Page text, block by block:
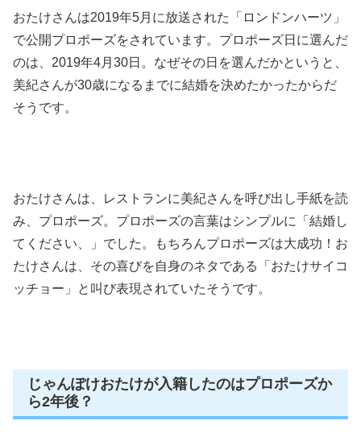
おたけさんは2019年5月に放送された「ロンドンハーツ」
で公開プロポーズをされています。プロポーズ日に選んだ
のは、2019年4月30日。なぜその日を選んだかというと、
美紀さんが30歳になるまでに結婚を決めたかったからだ
そうです。
おたけさんは、レストランに美紀さんを呼び出し手紙を読
み、プロポーズ。プロポーズの言葉はシンプルに「結婚し
てください、」でした。もちろんプロポーズは大成功！お
たけさんは、その喜びを自身のネタである「おたけサイコ
ッチョー」と叫び表現されていたそうです。
じゃんぽけおたけが入籍したのはプロポーズか
ら2年後？